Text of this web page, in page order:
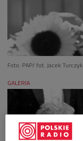
Foto: PAP/ fot. Jacek Turczyk
GALERIA